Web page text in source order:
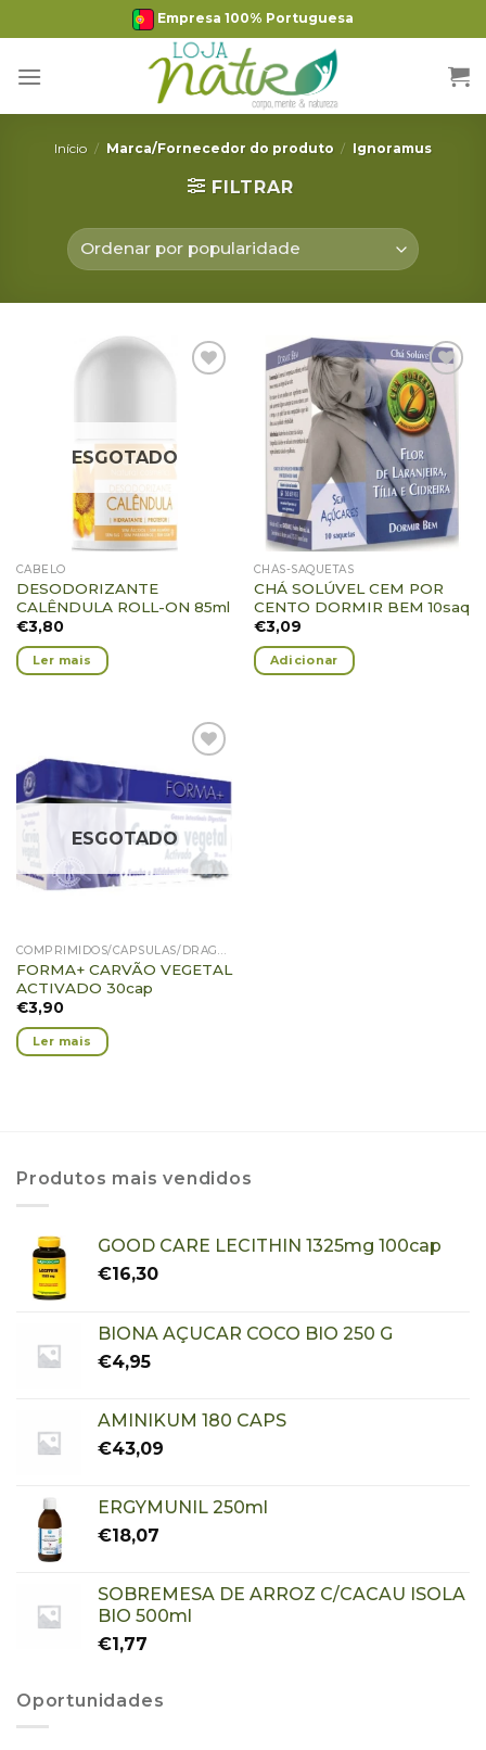
to
content
Empresa 100% Portuguesa
Início / Marca/Fornecedor do produto / Ignoramus
FILTRAR
ESGOTADO
CABELO
DESODORIZANTE
CALÊNDULA ROLL-ON 85ml
€3,80
Ler mais
Adicionar
Favoritos
CHÁS-SAQUETAS
CHÁ SOLÚVEL CEM POR
CENTO DORMIR BEM 10saq
€3,09
Adicionar
Adicionar
Favoritos
ESGOTADO
COMPRIMIDOS/CÁPSULAS/DRAGEIAS/PASTILHAS/GOMAS
FORMA+ CARVÃO VEGETAL
ACTIVADO 30cap
€3,90
Ler mais
Produtos mais vendidos
GOOD CARE LECITHIN 1325mg 100cap
€16,30
BIONA AÇUCAR COCO BIO 250 G
€4,95
AMINIKUM 180 CAPS
€43,09
ERGYMUNIL 250ml
€18,07
SOBREMESA DE ARROZ C/CACAU ISOLA
BIO 500ml
€1,77
Oportunidades